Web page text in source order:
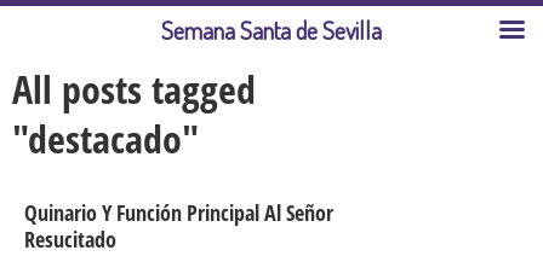
All posts tagged
"destacado"
Quinario Y Función Principal Al Señor
Resucitado
Semana Santa de Sevilla